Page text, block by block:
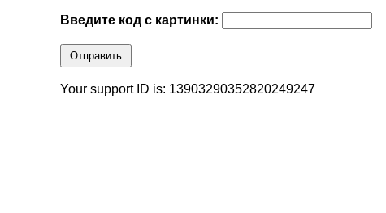
Введите код с картинки:
Отправить
Your support ID is: 13903290352820249247